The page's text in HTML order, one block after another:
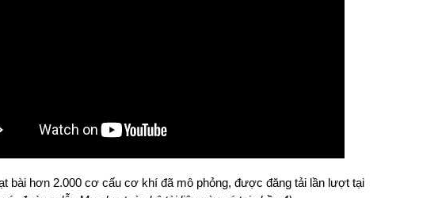
bài hơn 2.000 cơ cấu cơ khí đã mô phỏng, được đăng tải lần lượt tại